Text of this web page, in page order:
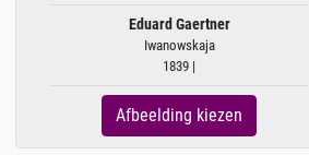
Eduard Gaertner
Iwanowskaja
1839 |
Afbeelding kiezen